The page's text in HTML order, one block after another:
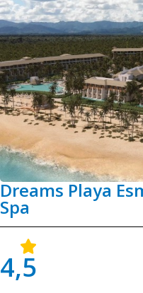
Dreams Playa
Spa
4,5